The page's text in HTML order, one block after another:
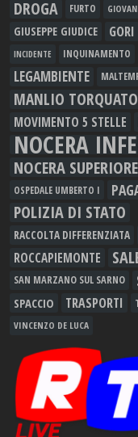
DROGA FURTO
GIUSEPPE GIUDICE GORI
INCIDENTE INQUINAMENTO
LEGAMBIENTE
MANLIO TORQUATO
MOVIMENTO 5 STELLE
NOCERA
NOCERA SUPERIORE
OSPEDALE UMBERTO I
POLIZIA DI STATO
RACCOLTA DIFFERENZIATA
ROCCAPIEMONTE
SAN MARZANO SUL SARNO
SPACCIO TRASPORTI
VINCENZO DE LUCA